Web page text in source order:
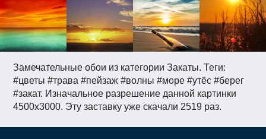
Замечательные обои из категории Закаты. Теги:
#цветы #трава #пейзаж #волны #море #утёс #берег
#закат. Изначальное разрешение данной картинки
4500x3000. Эту заставку уже скачали 2519 раз.